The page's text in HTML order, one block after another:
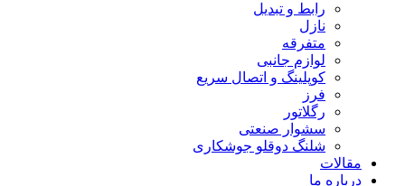
رابط و تبدیل
نازل
متفرقه
لوازم جانبی
کوپلینگ و اتصال سریع
فرز
رگلاتور
سشوار صنعتی
شلنگ دوقلو جوشکاری
مقالات
درباره ما